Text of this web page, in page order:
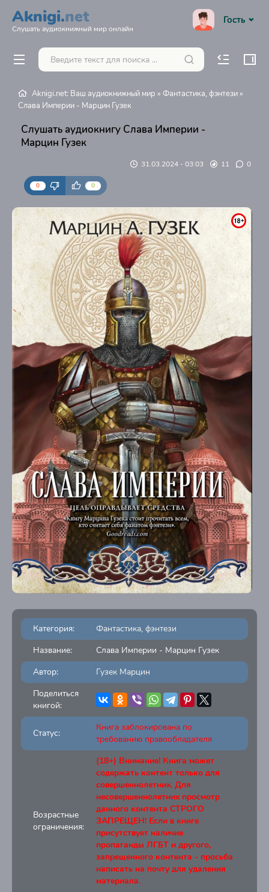
Aknigi.net
Слушать аудиокнижный мир онлайн
Гость
Aknigi.net: Ваш аудиокнижный мир » Фантастика, фэнтези »
Слава Империи - Марцин Гузек
Слушать аудиокнигу Слава Империи -
Марцин Гузек
31.03.2024 - 03:03 11 0
0 0
Категория:
Фантастика, фэнтези
Название:
Слава Империи - Марцин Гузек
Автор:
Гузек Марцин
Поделиться
книгой:
Статус:
Книга заблокирована по
требованию правообладателя
Возрастные
ограничения:
(18+) Внимание! Книга может
содержать контент только для
совершеннолетних. Для
несовершеннолетних просмотр
данного контента СТРОГО
ЗАПРЕЩЕН! Если в книге
присутствует наличие
пропаганды ЛГБТ и другого,
запрещенного контента - просьба
написать на почту для удаления
материала.